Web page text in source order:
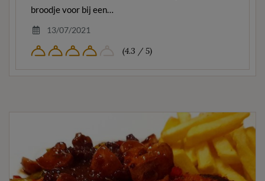
broodje voor bij een…
13/07/2021
(4.3 / 5)